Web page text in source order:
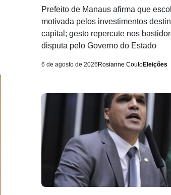
Prefeito de Manaus afirma que
motivada pelos investimentos
capital; gesto repercute nos
disputa pelo Governo do Estado
6 de agosto de 2026 Rosianne CoutoEleições